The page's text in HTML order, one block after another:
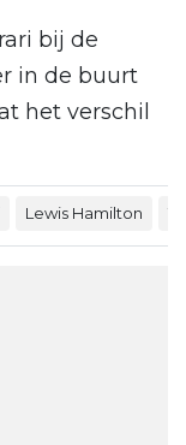
bij de
in de buurt
het verschil
Lewis Hamilton